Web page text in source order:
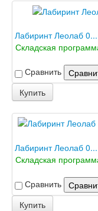
ПЭТ
Шпон
Эмаль
Двери
Атум
Лабиринт Леолаб 0...
Складская
Сравнить
Купить
Лабиринт Леолаб 0...
Складская
Сравнить
Купить